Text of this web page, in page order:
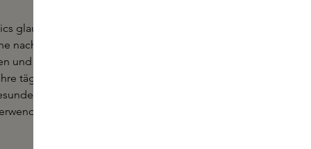
glaubt an die Bedeutung eines
nachhaltiger, veganer Produkte,
und passenden Beauty-Tools
tägliche Hautpflegeroutine.
Haut sorgt, indem nur die
werden, die frei von